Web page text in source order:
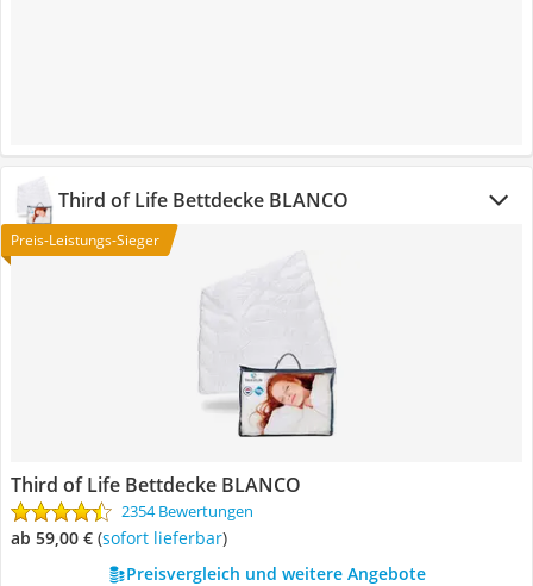
Third of Life Bettdecke BLANCO
Preis-Leistungs-Sieger
Third of Life Bettdecke BLANCO
2354 Bewertungen
ab 59,00 € ( Sofort lieferbar)
Preisvergleich und weitere Angebote